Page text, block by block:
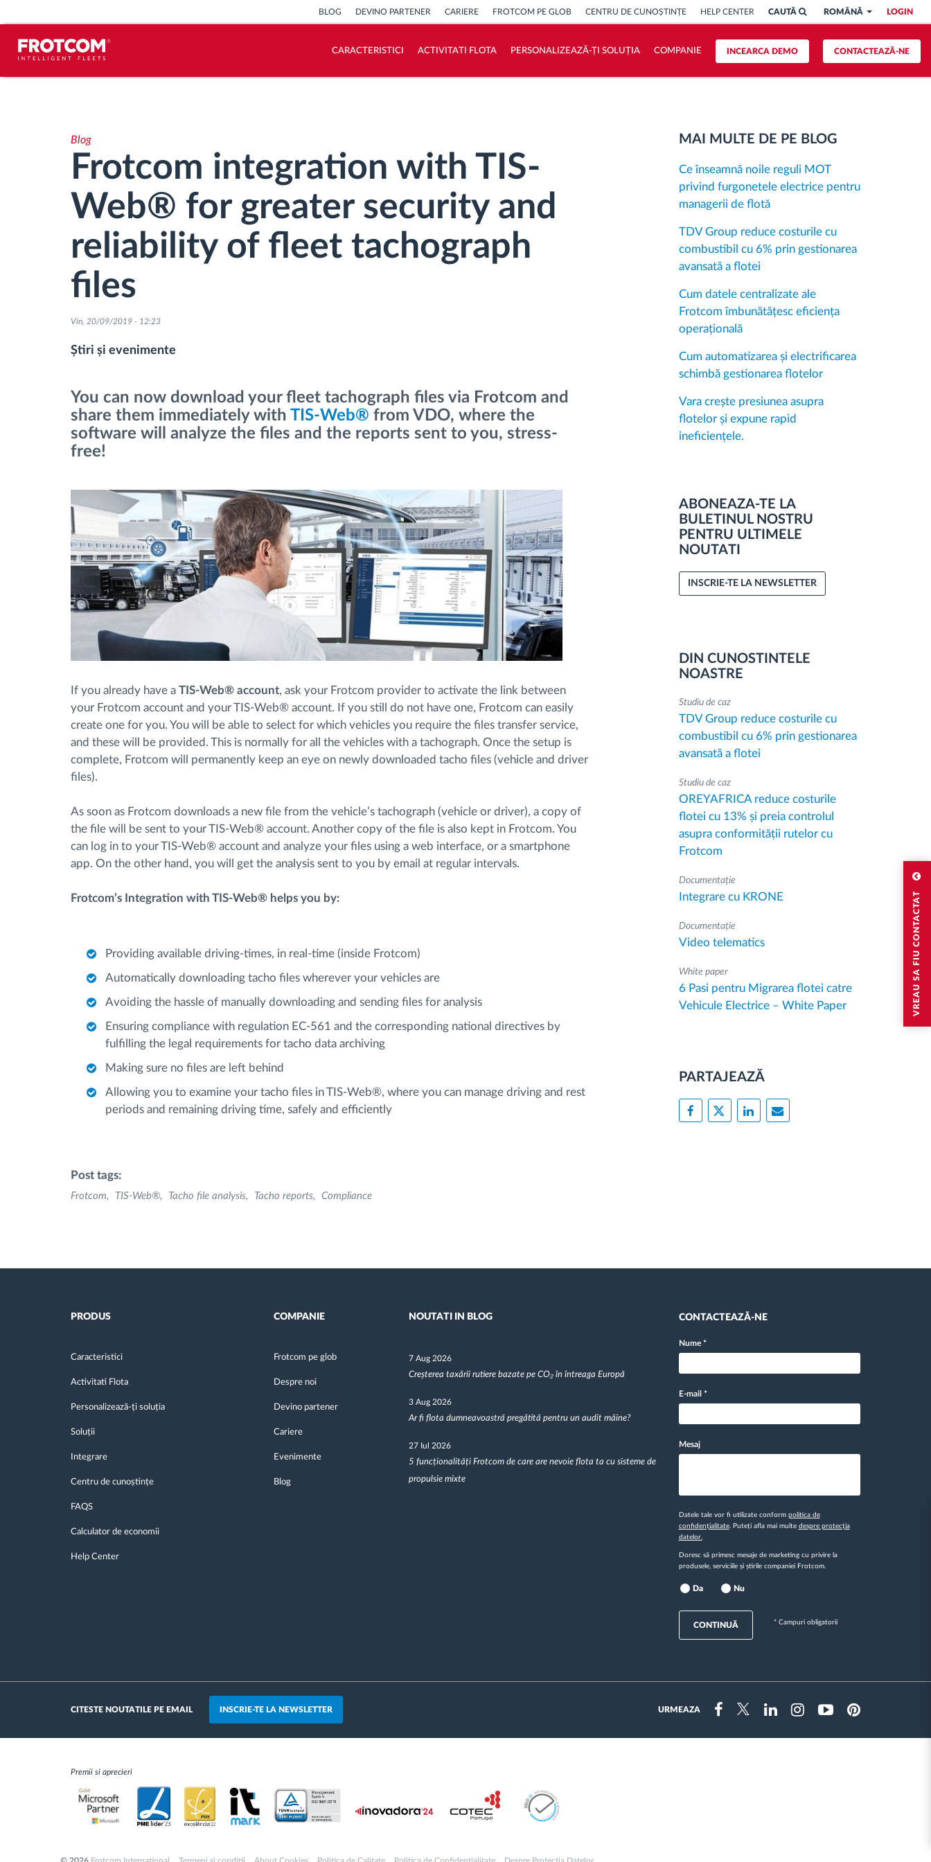
VREAU SA FIU CONTACTAT
LOGIN
ROMÂNĂ
CAUTĂ
BLOG DEVINO PARTENER CARIERE FROTCOM PE GLOB CENTRU DE CUNOȘTINȚE HELP CENTER
CONTACTEAZĂ-NE
INCEARCA DEMO
CARACTERISTICI ACTIVITATI FLOTA PERSONALIZEAZĂ-ȚI SOLUȚIA COMPANIE
Analiza stilului de condus
Monitorizarea timpilor de conducere
Workforce management
Descărcare tahograf remote
Managementul combustibilului
Planificarea și monitorizarea rutei
Identificarea automată a șoferului
Blog
Frotcom integration with TIS-
Web® for greater security and
reliability of fleet tachograph
files
Vin, 20/09/2019 - 12:23
Știri și evenimente
You can now download your fleet tachograph files via Frotcom and
share them immediately with TIS-Web® from VDO, where the
software will analyze the files and the reports sent to you, stress-
free!
If you already have a TIS-Web® account, ask your Frotcom provider to activate the link between
your Frotcom account and your TIS-Web® account. If you still do not have one, Frotcom can easily
create one for you. You will be able to select for which vehicles you require the files transfer service,
and these will be provided. This is normally for all the vehicles with a tachograph. Once the setup is
complete, Frotcom will permanently keep an eye on newly downloaded tacho files (vehicle and driver
files).
As soon as Frotcom downloads a new file from the vehicle’s tachograph (vehicle or driver), a copy of
the file will be sent to your TIS-Web® account. Another copy of the file is also kept in Frotcom. You
can log in to your TIS-Web® account and analyze your files using a web interface, or a smartphone
app. On the other hand, you will get the analysis sent to you by email at regular intervals.
Frotcom’s Integration with TIS-Web® helps you by:
Providing available driving-times, in real-time (inside Frotcom)
Automatically downloading tacho files wherever your vehicles are
Avoiding the hassle of manually downloading and sending files for analysis
Ensuring compliance with regulation EC-561 and the corresponding national directives by
fulfilling the legal requirements for tacho data archiving
Making sure no files are left behind
Allowing you to examine your tacho files in TIS-Web®, where you can manage driving and rest
periods and remaining driving time, safely and efficiently
Post tags:
Frotcom TIS-Web® Tacho file analysis Tacho reports Compliance
MAI MULTE DE PE BLOG
Ce înseamnă noile reguli MOT
privind furgonetele electrice pentru
managerii de flotă
TDV Group reduce costurile cu
combustibil cu 6% prin gestionarea
avansată a flotei
Cum datele centralizate ale
Frotcom îmbunătățesc eficiența
operațională
Cum automatizarea și electrificarea
schimbă gestionarea flotelor
Vara crește presiunea asupra
flotelor și expune rapid
ineficiențele.
ABONEAZA-TE LA
BULETINUL NOSTRU
PENTRU ULTIMELE
NOUTATI
INSCRIE-TE LA NEWSLETTER
DIN CUNOSTINTELE
NOASTRE
Studiu de caz
TDV Group reduce costurile cu
combustibil cu 6% prin gestionarea
avansată a flotei
Studiu de caz
OREYAFRICA reduce costurile
flotei cu 13% și preia controlul
asupra conformității rutelor cu
Frotcom
Documentație
Integrare cu KRONE
Documentație
Video telematics
White paper
6 Pasi pentru Migrarea flotei catre
Vehicule Electrice – White Paper
PARTAJEAZĂ
PRODUS
Caracteristici
Activitati Flota
Personalizează-ți soluția
Soluții
Integrare
Centru de cunoștințe
FAQS
Calculator de economii
Help Center
COMPANIE
Frotcom pe glob
Despre noi
Devino partener
Cariere
Evenimente
Blog
NOUTATI IN BLOG
7 Aug 2026
Creșterea taxării rutiere bazate pe CO₂ în întreaga Europă
3 Aug 2026
Ar fi flota dumneavoastră pregătită pentru un audit mâine?
27 Iul 2026
5 funcționalități Frotcom de care are nevoie flota ta cu sisteme de
propulsie mixte
CONTACTEAZĂ-NE
Nume *
E-mail *
Mesaj
Datele tale vor fi utilizate conform politica de
confidențialitate. Puteți afla mai multe despre protecția
datelor.
Doresc să primesc mesaje de marketing cu privire la
produsele, serviciile și știrile companiei Frotcom.
Da Nu
CONTINUĂ * Campuri obligatorii
CITESTE NOUTATILE PE EMAIL INSCRIE-TE LA NEWSLETTER URMEAZA
FacebookTwitterLinkedinInstragramYoutubePinterest
Premii si aprecieri
© 2026 Frotcom International Termeni si conditii About Cookies Politica de Calitate Politica de Confidențialitate Despre Protecția Datelor